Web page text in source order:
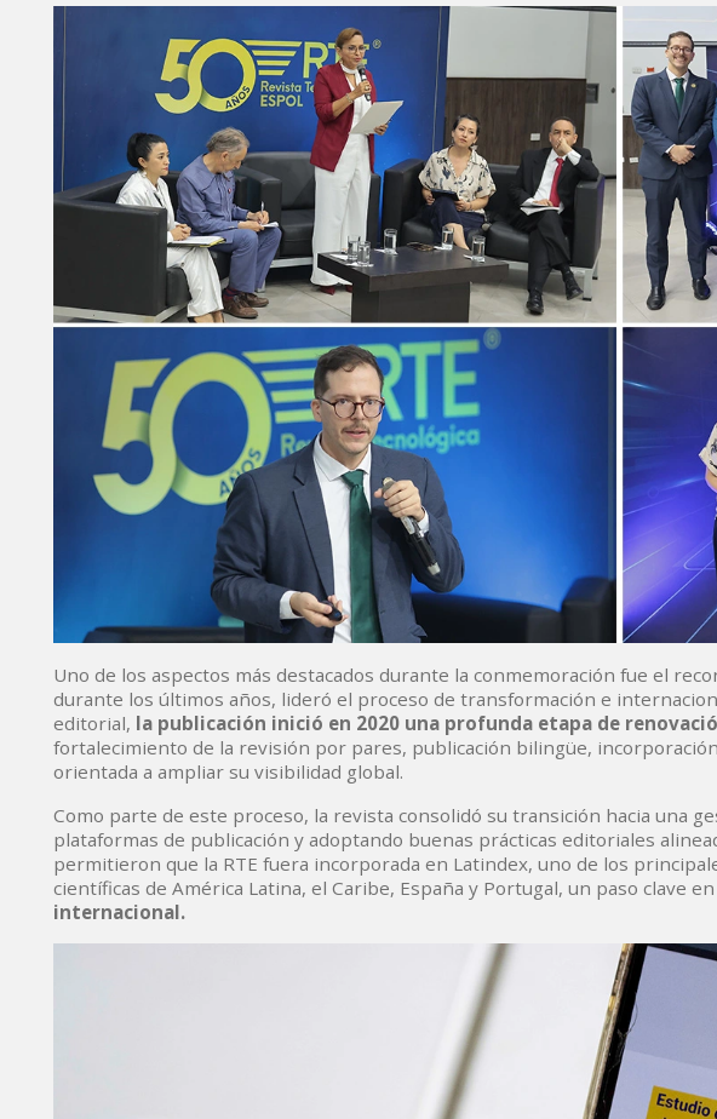
Uno de los aspectos más destacados durante la conmemoración fue el
durante los últimos años, lideró el proceso de transformación e
editorial, la publicación inició en 2020 una profunda etapa de
fortalecimiento de la revisión por pares, publicación bilingüe,
orientada a ampliar su visibilidad global.
Como parte de este proceso, la revista consolidó su transición hacia una
plataformas de publicación y adoptando buenas prácticas editoriales
permitieron que la RTE fuera incorporada en Latindex, uno de los
científicas de América Latina, el Caribe, España y Portugal, un paso clave
internacional.